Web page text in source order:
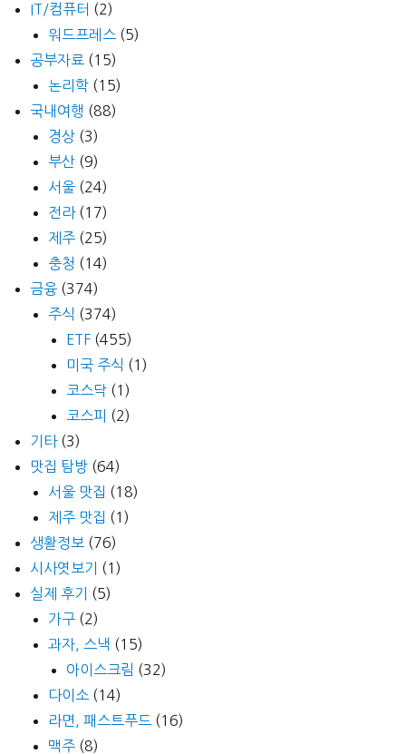
IT/컴퓨터 (2)
워드프레스 (5)
공부자료 (15)
논리학 (15)
국내여행 (88)
경상 (3)
부산 (9)
서울 (24)
전라(17)
제주 (25)
충청 (14)
금융 (374)
주식 (374)
ETF (455)
미국 주식 (1)
코스닥 (1)
코스피 (2)
기타(3)
맛집 탐방 (64)
서울 맛집 (18)
제주 맛집 (1)
생활정보 (76)
시사엿보기
(1)
실제 후기
(5)
가구 (2)
과자, 스낵 (15)
아이스크림 (32)
다이소 (14)
라면, 패스트푸드 (16)
맥주 (8)